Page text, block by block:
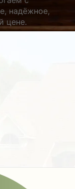
надёжное,
цене.